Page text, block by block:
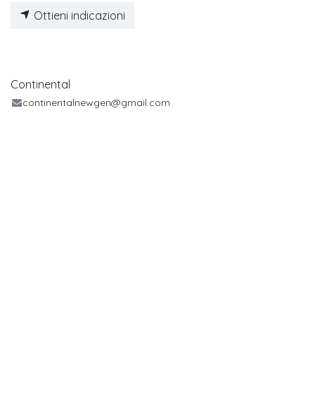
Ottieni indicazioni
Continental
continentalnewgen@gmail.com